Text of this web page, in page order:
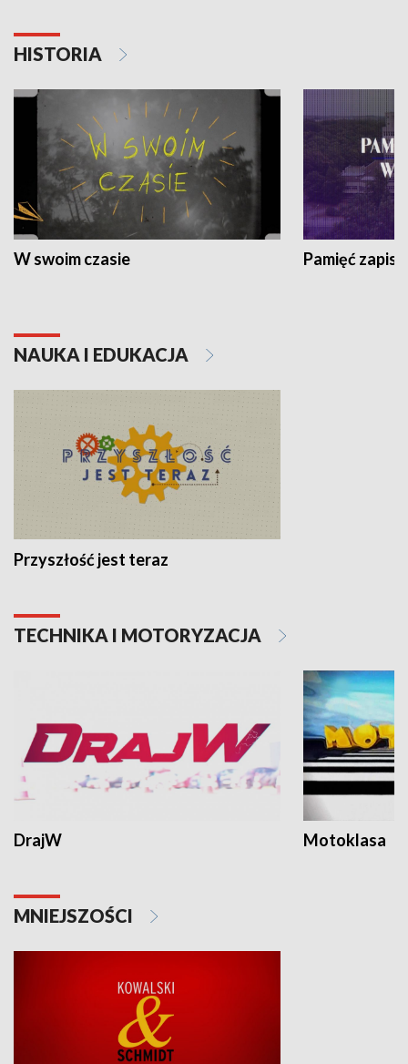
HISTORIA
W swoim czasie Pamięć
NAUKA I EDUKACJA
Przyszłość jest teraz
TECHNIKA I MOTORYZACJA
DrajW Motoklasa
MNIEJSZOŚCI